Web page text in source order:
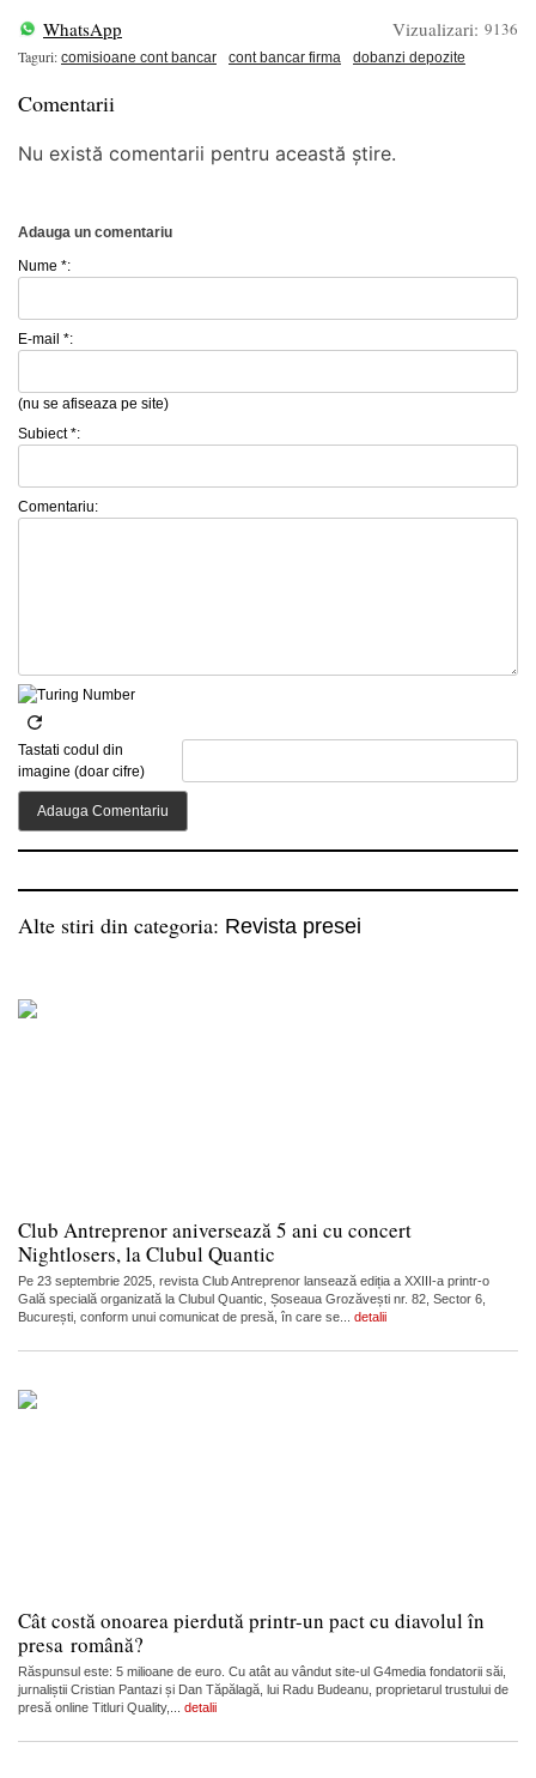
WhatsApp
Vizualizari: 9136
Taguri: comisioane cont bancar cont bancar firma dobanzi depozite
Comentarii
Nu există comentarii pentru această știre.
Adauga un comentariu
Nume *:
E-mail *:
(nu se afiseaza pe site)
Subiect *:
Comentariu:
Tastati codul din
imagine (doar cifre)
Alte stiri din categoria: Revista presei
Club Antreprenor aniversează 5 ani cu concert
Nightlosers, la Clubul Quantic
Pe 23 septembrie 2025, revista Club Antreprenor lansează ediția a XXIII-a printr-o
Gală specială organizată la Clubul Quantic, Șoseaua Grozăvești nr. 82, Sector 6,
București, conform unui comunicat de presă, în care se... detalii
Cât costă onoarea pierdută printr-un pact cu diavolul în
presa română?
Răspunsul este: 5 milioane de euro. Cu atât au vândut site-ul G4media fondatorii săi,
jurnaliștii Cristian Pantazi și Dan Tăpălagă, lui Radu Budeanu, proprietarul trustului de
presă online Titluri Quality,... detalii